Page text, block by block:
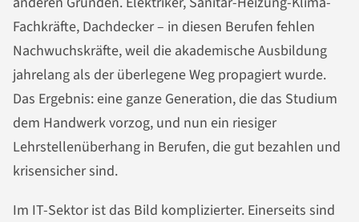
Fachkräfte, Dachdecker – in diesen Berufen fehlen
Nachwuchskräfte, weil die akademische Ausbildung
jahrelang als der überlegene Weg propagiert wurde.
Das Ergebnis: eine ganze Generation, die das Studium
dem Handwerk vorzog, und nun ein riesiger
Lehrstellenüberhang in Berufen, die gut bezahlen und
krisensicher sind.
Im IT-Sektor ist das Bild komplizierter. Einerseits sind